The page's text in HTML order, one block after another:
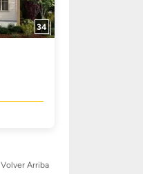
34
Volver Arriba